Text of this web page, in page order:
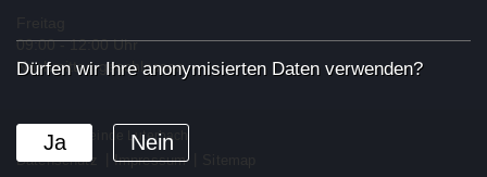
09:00 - 12:00 Uhr
Nachmittag geschlossen
©2026 Gemeinde Luterbach
Datenschutz Impressum
Dürfen wir Ihre anonymisierten Daten verwenden?
Ja Nein